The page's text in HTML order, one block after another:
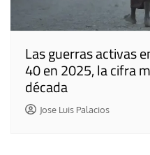
Las guerras activas
40 en 2025, la cifra
década
Jose Luis Palacios